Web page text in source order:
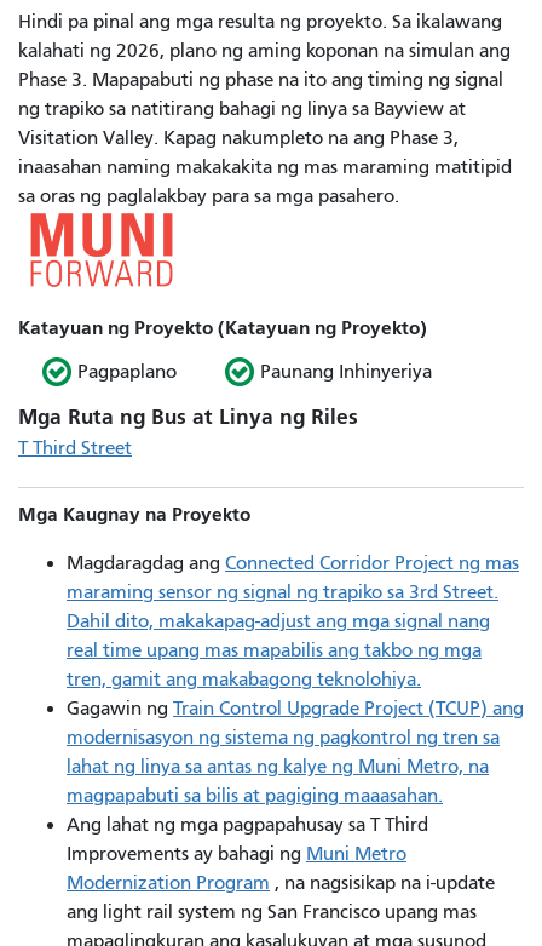
Hindi pa pinal ang mga resulta ng proyekto. Sa ikalawang
kalahati ng 2026, plano ng aming koponan na simulan ang
Phase 3. Mapapabuti ng phase na ito ang timing ng signal
ng trapiko sa natitirang bahagi ng linya sa Bayview at
Visitation Valley. Kapag nakumpleto na ang Phase 3,
inaasahan naming makakakita ng mas maraming matitipid
sa oras ng paglalakbay para sa mga pasahero.
Katayuan ng Proyekto (Katayuan ng Proyekto)
Pagpaplano Paunang Inhinyeriya
Mga Ruta ng Bus at Linya ng Riles
T Third Street
Mga Kaugnay na Proyekto
Magdaragdag ang Connected Corridor Project ng mas
maraming sensor ng signal ng trapiko sa 3rd Street.
Dahil dito, makakapag-adjust ang mga signal nang
real time upang mas mapabilis ang takbo ng mga
tren, gamit ang makabagong teknolohiya.
Gagawin ng Train Control Upgrade Project (TCUP) ang
modernisasyon ng sistema ng pagkontrol ng tren sa
lahat ng linya sa antas ng kalye ng Muni Metro, na
magpapabuti sa bilis at pagiging maaasahan.
Ang lahat ng mga pagpapahusay sa T Third
Improvements ay bahagi ng Muni Metro
Modernization Program , na nagsisikap na i-update
ang light rail system ng San Francisco upang mas
mapaglingkuran ang kasalukuyan at mga susunod